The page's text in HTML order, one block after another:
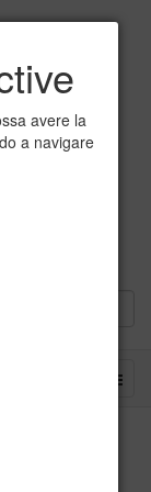
avere la
a navigare